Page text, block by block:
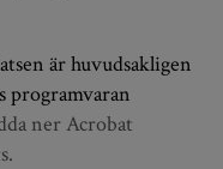
är huvudsakligen
programvaran
ner Acrobat